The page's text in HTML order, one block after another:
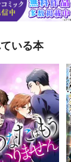
いる本